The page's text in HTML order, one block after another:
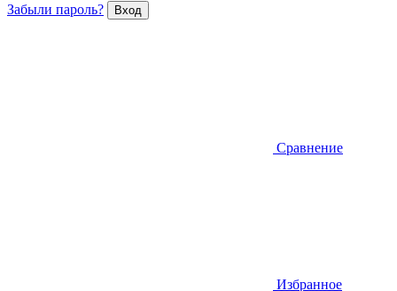
Забыли пароль?
Сравнение
Избранное